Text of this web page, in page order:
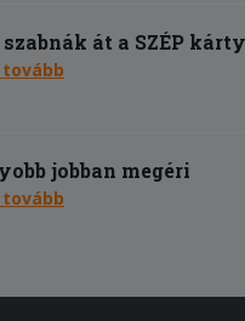
át a SZÉP
tovább
jobban megéri
tovább